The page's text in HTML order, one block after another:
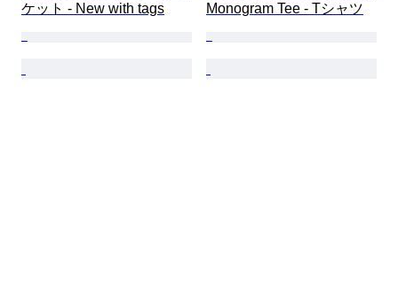
ケット - New with tags
Monogram Tee - Tシャツ